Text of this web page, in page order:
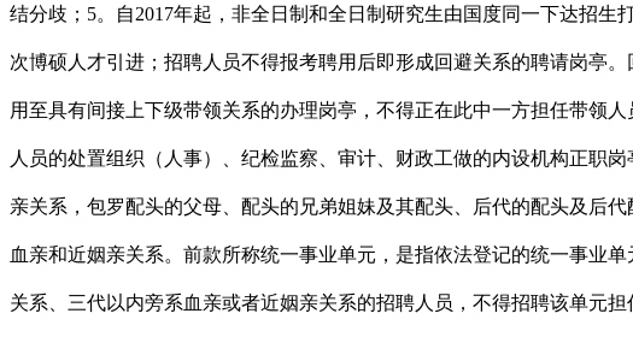
结分歧；5。自2017年起，非全日制和全日制研究生由国度同一下达招
次博硕人才引进；招聘人员不得报考聘用后即形成回避关系的聘请岗亭
用至具有间接上下级带领关系的办理岗亭，不得正在此中一方担任带领
人员的处置组织（人事）、纪检监察、审计、财政工做的内设机构正职
亲关系，包罗配头的父母、配头的兄弟姐妹及其配头、后代的配头及后
血亲和近姻亲关系。前款所称统一事业单元，是指依法登记的统一事业
关系、三代以内旁系血亲或者近姻亲关系的招聘人员，不得招聘该单元